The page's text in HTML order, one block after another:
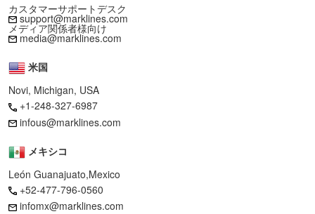
カスタマーサポートデスク
support@marklines.com
メディア関係者様向け
media@marklines.com
米国
Novi, Michigan, USA
+1-248-327-6987
infous@marklines.com
メキシコ
León Guanajuato,Mexico
+52-477-796-0560
infomx@marklines.com